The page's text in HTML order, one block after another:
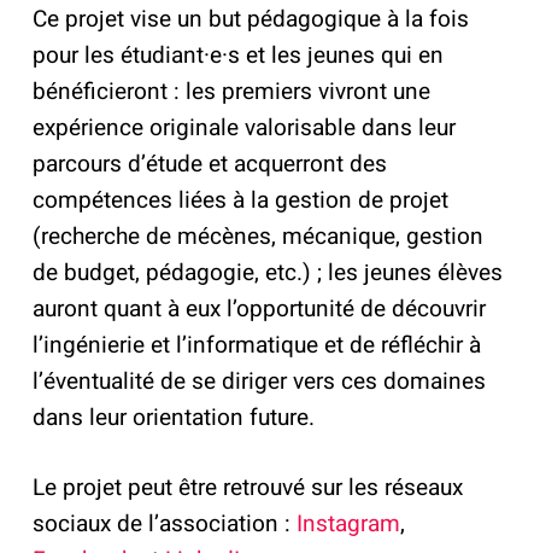
Ce projet vise un but pédagogique à la fois
pour les étudiant·e·s et les jeunes qui en
bénéficieront : les premiers vivront une
expérience originale valorisable dans leur
parcours d’étude et acquerront des
compétences liées à la gestion de projet
(recherche de mécènes, mécanique, gestion
de budget, pédagogie, etc.) ; les jeunes élèves
auront quant à eux l’opportunité de découvrir
l’ingénierie et l’informatique et de réfléchir à
l’éventualité de se diriger vers ces domaines
dans leur orientation future.
Le projet peut être retrouvé sur les réseaux
sociaux de l’association : Instagram,